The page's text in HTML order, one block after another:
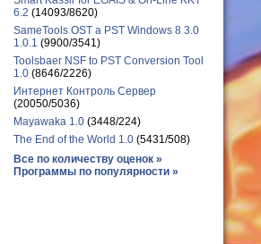
6.2 (14093/8620)
SameTools OST a PST Windows 8 3.0
1.0.1 (9900/3541)
Toolsbaer NSF to PST Conversion Tool
1.0 (8646/2226)
Интернет Контроль Сервер
(20050/5036)
Mayawaka 1.0 (3448/224)
The End of the World 1.0 (5431/508)
Все по количеству оценок »
Программы по популярности »